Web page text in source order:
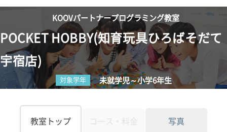
KOOVパートナープログラミング教室
POCKET HOBBY(知育玩具ひろばそだて
宇宿店)
対象学年 未就学児～小学6年生
教室トップ コース・料金 写真